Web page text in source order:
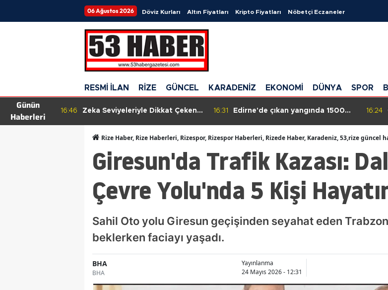
06 Ağustos 2026 Döviz Kurları Altın Fiyatları Kripto Fiyatları Nöbetçi Eczaneler
RESMİ İLAN RİZE GÜNCEL KARADENİZ EKONOMİ DÜNYA SPOR
Günün
Haberleri
16:46
Zeka Seviyeleriyle Dikkat Çeken
16:31
Edirne'de çıkan yangında 1500
16:24
Rize Haber, Rize Haberleri, Rizespor, Rizespor Haberleri, Rizede Haber, Karadeniz, 53,rize güncel
Giresun'da Trafik Kazası:
Çevre Yolu'nda 5 Kişi
Sahil Oto yolu Giresun geçişinden seyahat eden
beklerken faciayı yaşadı.
BHA
BHA
Yayınlanma
24 Mayıs 2026 - 12:31